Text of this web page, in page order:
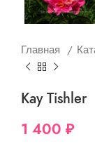
Главная
Kay Tishler
1 400 ₽